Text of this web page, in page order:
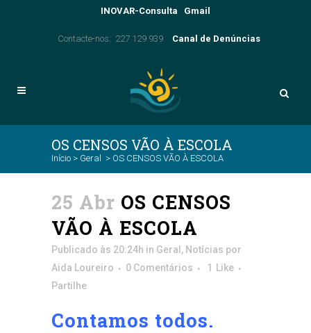
INOVAR-Consulta Gmail
Contacte-nos: 227 129 939 Canal de Denúncias
OS CENSOS VÃO À ESCOLA
Início > Geral > OS CENSOS VÃO À ESCOLA
25 Abr OS CENSOS
VÃO À ESCOLA
Publicado às 20:24h in Geral , Notícias por
Aida Loureiro
0 Comentários 1
Like
Partilhe
Contamos todos.